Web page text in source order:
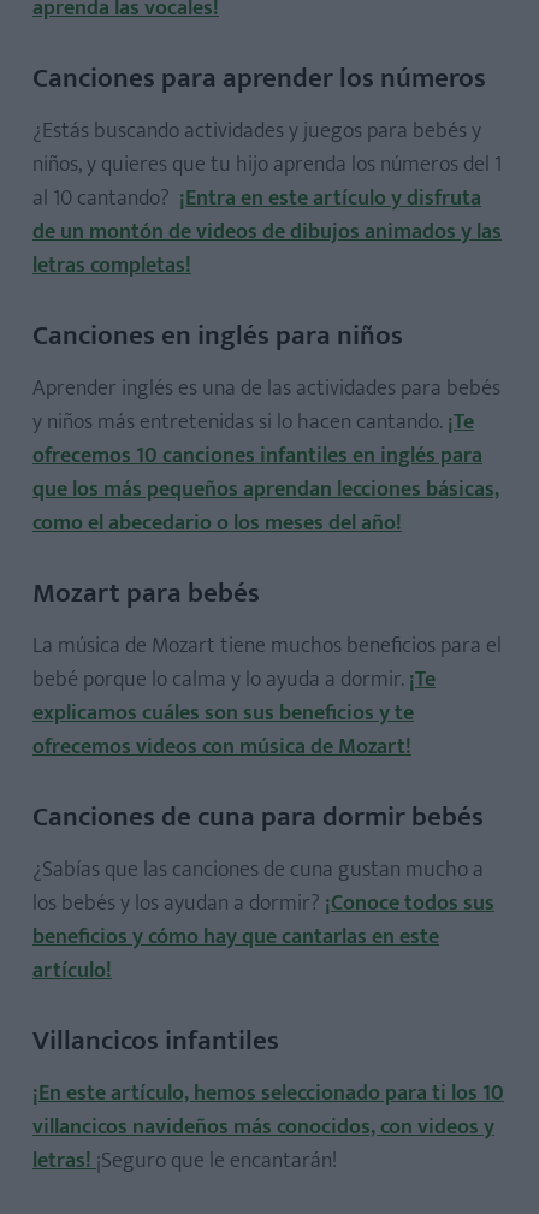
aprenda las vocales!
Canciones para aprender los números
¿Estás buscando actividades y juegos para bebés y
niños, y quieres que tu hijo aprenda los números del 1
al 10 cantando? ¡Entra en este artículo y disfruta
de un montón de videos de dibujos animados y las
letras completas!
Canciones en inglés para niños
Aprender inglés es una de las actividades para bebés
y niños más entretenidas si lo hacen cantando. ¡Te
ofrecemos 10 canciones infantiles en inglés para
que los más pequeños aprendan lecciones básicas,
como el abecedario o los meses del año!
Mozart para bebés
La música de Mozart tiene muchos beneficios para el
bebé porque lo calma y lo ayuda a dormir. ¡Te
explicamos cuáles son sus beneficios y te
ofrecemos videos con música de Mozart!
Canciones de cuna para dormir bebés
¿Sabías que las canciones de cuna gustan mucho a
los bebés y los ayudan a dormir? ¡Conoce todos sus
beneficios y cómo hay que cantarlas en este
artículo!
Villancicos infantiles
¡En este artículo, hemos seleccionado para ti los 10
villancicos navideños más conocidos, con videos y
letras!¡Seguro que le encantarán!